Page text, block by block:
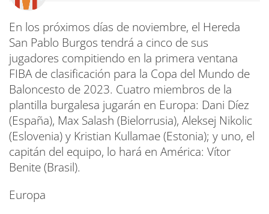
En los próximos días de noviembre, el Hereda
San Pablo Burgos tendrá a cinco de sus
jugadores compitiendo en la primera ventana
FIBA de clasificación para la Copa del Mundo de
Baloncesto de 2023. Cuatro miembros de la
plantilla burgalesa jugarán en Europa: Dani Díez
(España), Max Salash (Bielorrusia), Aleksej Nikolic
(Eslovenia) y Kristian Kullamae (Estonia); y uno, el
capitán del equipo, lo hará en América: Vítor
Benite (Brasil).
Europa